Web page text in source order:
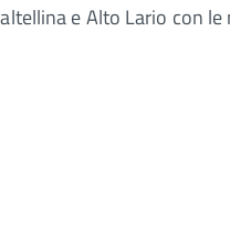
e Alto Lario con